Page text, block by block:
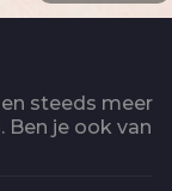
steeds meer
Ben je ook van